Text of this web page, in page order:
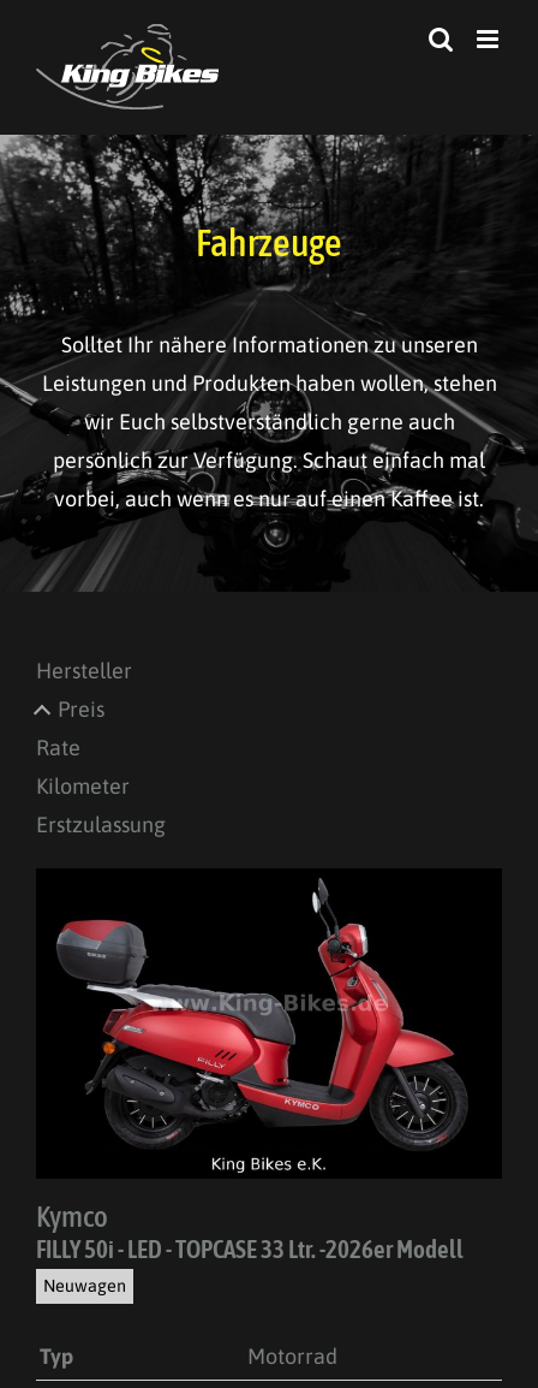
springen
Fahrzeuge
Solltet Ihr nähere Informationen zu unseren
Leistungen und Produkten haben wollen, stehen
wir Euch selbstverständlich gerne auch
persönlich zur Verfügung. Schaut einfach mal
vorbei, auch wenn es nur auf einen Kaffee ist.
Hersteller
Preis
Rate
Kilometer
Erstzulassung
Kymco
FILLY 50i - LED - TOPCASE 33 Ltr. -2026er Modell
Neuwagen
Typ
Motorrad